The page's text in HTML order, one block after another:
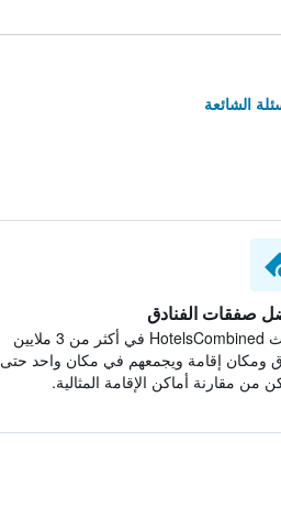
الشائعة
صفقات الفنادق
يبحث HotelsCombined في أكثر من 3 ملايين
ومكان إقامة ويجمعهم في مكان واحد حتى
من مقارنة أماكن الإقامة المثالية.